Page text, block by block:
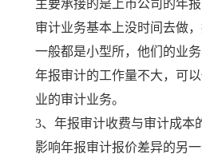
主要承接的是上市公司的年
审计业务基本上没时间去做
一般都是小型所，他们的业务
年报审计的工作量不大，可
业的审计业务。
3、年报审计收费与审计成本
影响年报审计报价差异的另